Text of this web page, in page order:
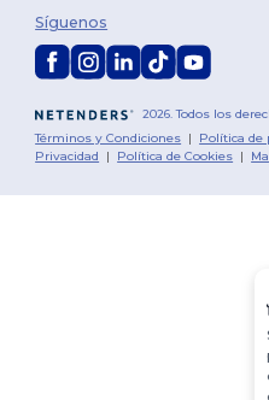
2026. Todos los
Términos y Condiciones | Política de
Privacidad | Política de Cookies |
Síguenos